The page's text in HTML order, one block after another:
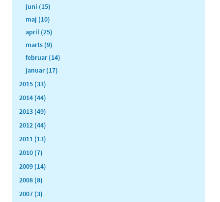
juni (15)
maj (10)
april (25)
marts (9)
februar (14)
januar (17)
2015 (33)
2014 (44)
2013 (49)
2012 (44)
2011 (13)
2010 (7)
2009 (14)
2008 (8)
2007 (3)